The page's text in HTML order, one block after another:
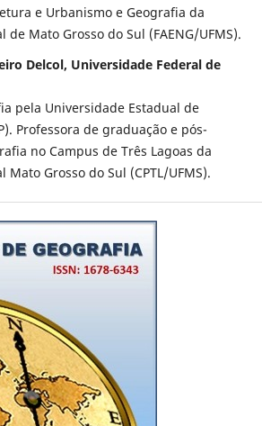
e Urbanismo e Geografia da
de Mato Grosso do Sul (FAENG/UFMS).
Delcol, Universidade Federal de
pela Universidade Estadual de
Professora de graduação e pós-
no Campus de Três Lagoas da
Mato Grosso do Sul (CPTL/UFMS).